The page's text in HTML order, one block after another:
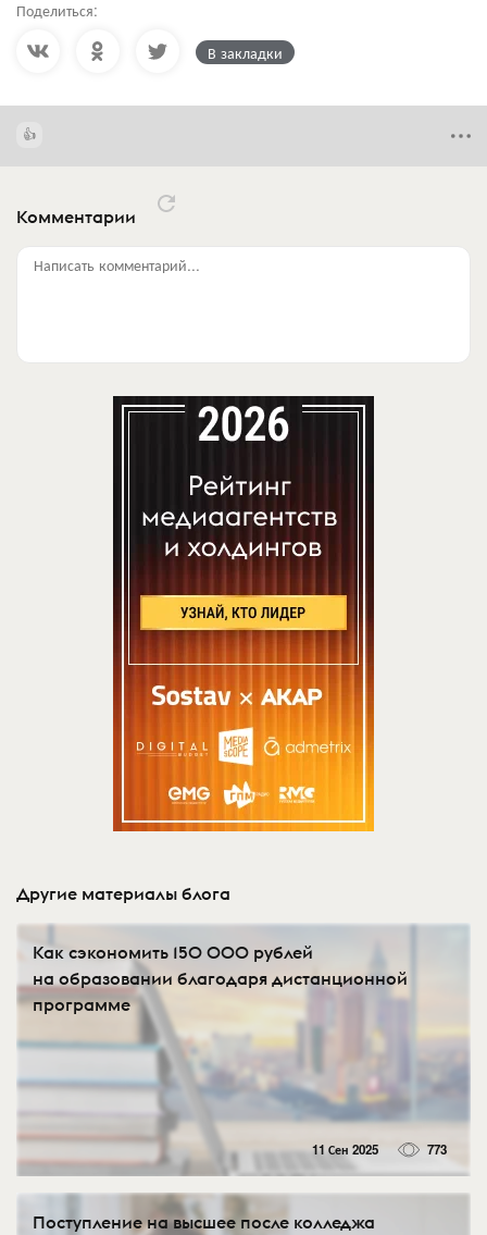
Поделиться:
В закладки
Комментарии
Написать комментарий...
Другие материалы блога
Как сэкономить 150 000 рублей
на образовании благодаря дистанционной
программе
11 Сен 2025 773
Поступление на высшее после колледжа